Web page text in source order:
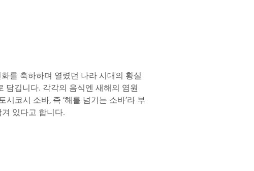
를 축하하며 열렸던 나라 시대의 황실
담깁니다. 각각의 음식엔 새해의 염원
코시 소바, 즉 ‘해를 넘기는 소바’라 부
있다고 합니다.